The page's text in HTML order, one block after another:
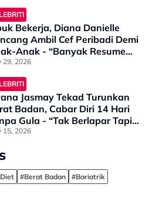
Bekerja, Diana Danielle
Ambil Cef Peribadi Demi
Anak - “Banyak Resume
Hebat Saya Dapat”
29, 2026
Jasmay Tekad Turunkan
Badan, Cabar Diri 14 Hari
Gula - “Tak Berlapar Tapi
Lebih Protein & Brisk
15, 2026
#Berat Badan
#Bariatrik